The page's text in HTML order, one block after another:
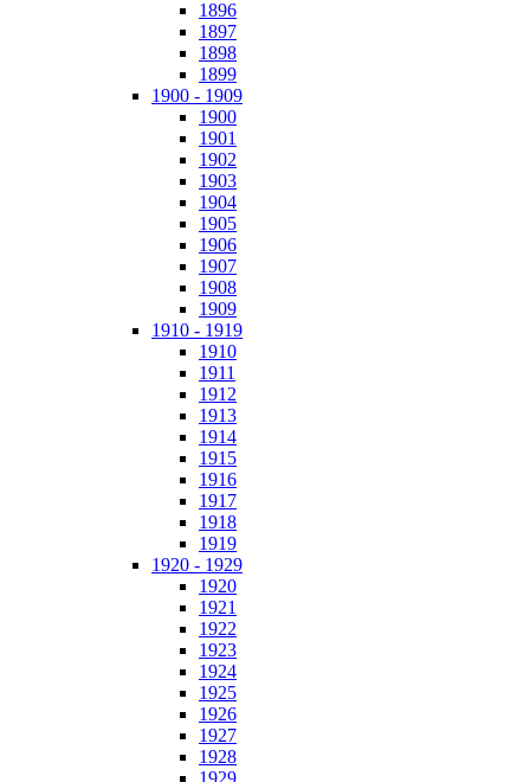
1896
1897
1898
1899
1900 - 1909
1900
1901
1902
1903
1904
1905
1906
1907
1908
1909
1910 - 1919
1910
1911
1912
1913
1914
1915
1916
1917
1918
1919
1920 - 1929
1920
1921
1922
1923
1924
1925
1926
1927
1928
1929